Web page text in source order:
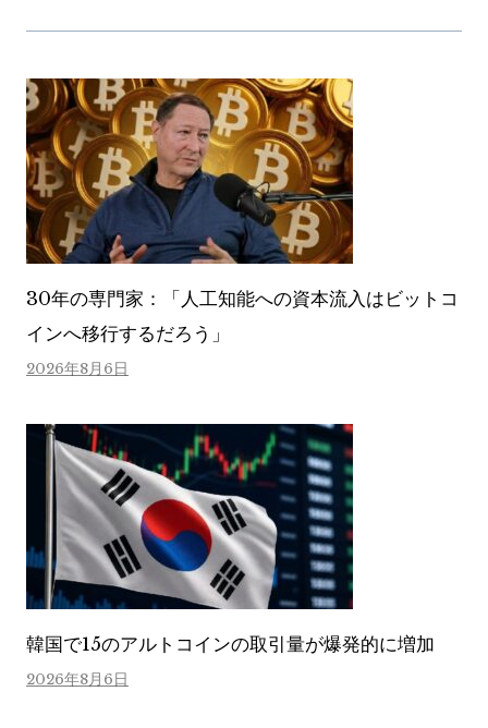
30年の専門家：「人工知能への資本流入はビットコ
インへ移行するだろう」
2026年8月6日
韓国で15のアルトコインの取引量が爆発的に増加
2026年8月6日